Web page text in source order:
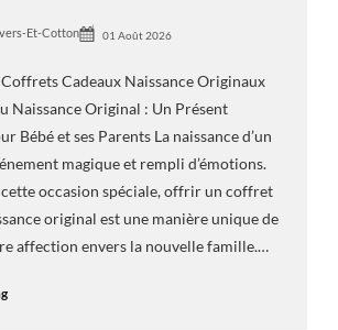
Et-Cotton 01 Août 2026
Cadeaux Naissance Originaux
Naissance Original : Un Présent
Bébé et ses Parents La naissance d’un
magique et rempli d’émotions.
occasion spéciale, offrir un coffret
original est une manière unique de
affection envers la nouvelle famille.…